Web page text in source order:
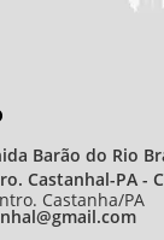
Barão do Rio
Castanhal-PA -
Castanha/PA